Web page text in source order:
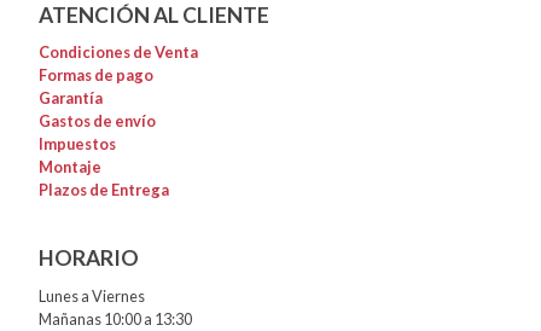
ATENCIÓN AL CLIENTE
Condiciones de Venta
Formas de pago
Garantía
Gastos de envío
Impuestos
Montaje
Plazos de Entrega
HORARIO
Lunes a Viernes
Mañanas 10:00 a 13:30